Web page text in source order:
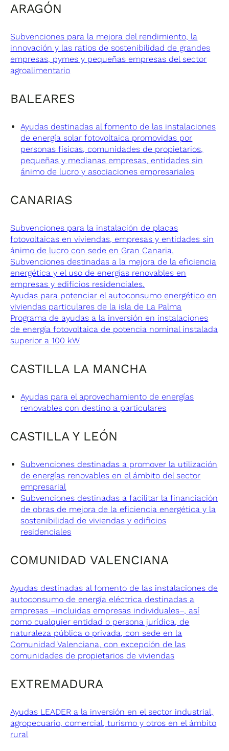
ARAGÓN
Subvenciones para la mejora del rendimiento, la
innovación y las ratios de sostenibilidad de grandes
empresas, pymes y pequeñas empresas del sector
agroalimentario
BALEARES
Ayudas destinadas al fomento de las instalaciones
de energía solar fotovoltaica promovidas por
personas físicas, comunidades de propietarios,
pequeñas y medianas empresas, entidades sin
ánimo de lucro y asociaciones empresariales
CANARIAS
Subvenciones para la instalación de placas
fotovoltaicas en viviendas, empresas y entidades sin
ánimo de lucro con sede en Gran Canaria.
Subvenciones destinadas a la mejora de la eficiencia
energética y el uso de energías renovables en
empresas y edificios residenciales.
Ayudas para potenciar el autoconsumo energético en
viviendas particulares de la isla de La Palma
Programa de ayudas a la inversión en instalaciones
de energía fotovoltaica de potencia nominal instalada
superior a 100 kW
CASTILLA LA MANCHA
Ayudas para el aprovechamiento de energías
renovables con destino a particulares
CASTILLA Y LEÓN
Subvenciones destinadas a promover la utilización
de energías renovables en el ámbito del sector
empresarial
Subvenciones destinadas a facilitar la financiación
de obras de mejora de la eficiencia energética y la
sostenibilidad de viviendas y edificios
residenciales
COMUNIDAD VALENCIANA
Ayudas destinadas al fomento de las instalaciones de
autoconsumo de energía eléctrica destinadas a
empresas –incluidas empresas individuales–, así
como cualquier entidad o persona jurídica, de
naturaleza pública o privada, con sede en la
Comunidad Valenciana, con excepción de las
comunidades de propietarios de viviendas
EXTREMADURA
Ayudas LEADER a la inversión en el sector industrial,
agropecuario, comercial, turismo y otros en el ámbito
rural